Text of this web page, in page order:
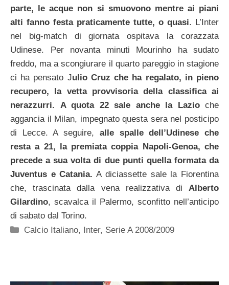
parte, le acque non si smuovono mentre ai piani
alti fanno festa praticamente tutte, o quasi. L’Inter
nel big-match di giornata ospitava la corazzata
Udinese. Per novanta minuti Mourinho ha sudato
freddo, ma a scongiurare il quarto pareggio in stagione
ci ha pensato Julio Cruz che ha regalato, in pieno
recupero, la vetta provvisoria della classifica ai
nerazzurri.
A quota 22 sale anche la Lazioche
aggancia il Milan, impegnato questa sera nel posticipo
di Lecce. A seguire, alle spalle dell’Udinese che
resta a 21, la premiata coppia Napoli-Genoa, che
precede a sua volta di due punti quella formata da
Juventus e Catania. A diciassette sale la Fiorentina
che, trascinata dalla vena realizzativa di Alberto
Gilardino, scavalca il Palermo, sconfitto nell’anticipo
di sabato dal Torino.
Categorie
Calcio Italiano, Inter, Serie A 2008/2009